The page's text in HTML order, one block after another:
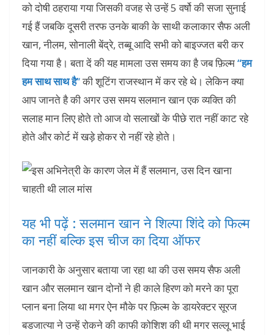
को दोषी ठहराया गया जिसकी वजह से उन्हें 5 वर्षो की सजा सुनाई
गई हैं जबकि दूसरी तरफ उनके बाकी के साथी कलाकार सैफ अली
खान, नीलम, सोनाली बेंद्रे, तब्बू आदि सभी को बाइज्जत बरी कर
दिया गया है। बता दें की यह मामला उस समय का है जब फ़िल्म“हम
हम साथ साथ है’‘की शूटिंग राजस्थान में कर रहे थे। लेकिन क्या
आप जानते है की अगर उस समय सलमान खान एक व्यक्ति की
सलाह मान लिए होते तो आज वो सलाखों के पीछे रात नहीं काट रहे
होते और कोर्ट में खड़े होकर रो नहीं रहे होते।
यह भी पढ़ें : सलमान खान ने शिल्‍पा शिंदे को फिल्‍म
का नहीं बल्कि इस चीज का दिया ऑफर
जानकारी के अनुसार बताया जा रहा था की उस समय सैफ अली
खान और सलमान खान दोनों ने ही काले हिरण को मरने का पूरा
प्लान बना लिया था मगर ऐन मौके पर फ़िल्म के डायरेक्टर सूरज
बडजात्या ने उन्हें रोकने की काफी कोशिश की थी मगर सल्लू भाई